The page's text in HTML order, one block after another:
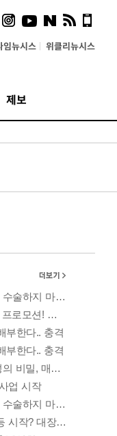
임뉴시스 위클리뉴시스
제보
해답 찾았죠"…알을
나온 '초자아'